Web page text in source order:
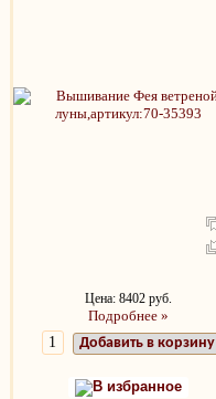
Цена: 8402 руб.
Подробнее »
Добавить в корзину
В избранное